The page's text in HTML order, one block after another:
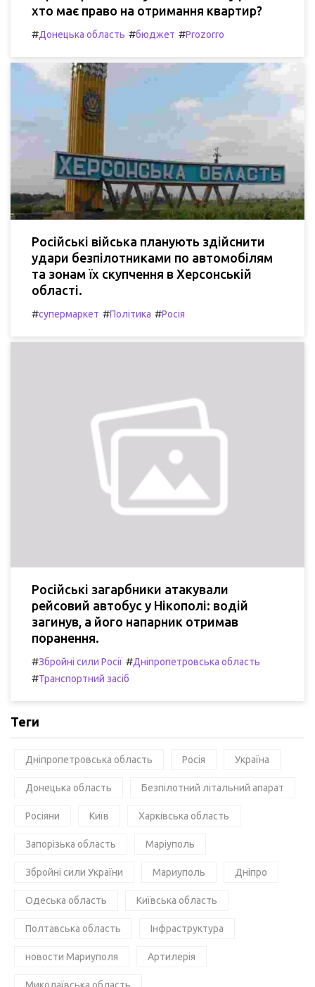
хто має право на отримання квартир?
#Донецька область #бюджет #Prozorro
Російські війська планують здійснити
удари безпілотниками по автомобілям
та зонам їх скупчення в Херсонській
області.
#супермаркет #Політика #Росія
Російські загарбники атакували
рейсовий автобус у Нікополі: водій
загинув, а його напарник отримав
поранення.
#Збройні сили Росії #Дніпропетровська область
#Транспортний засіб
Теги
Дніпропетровська область Росія Україна
Донецька область Безпілотний літальний апарат
Росіяни Київ Харківська область
Запорізька область Маріуполь
Збройні сили України Мариуполь Дніпро
Одеська область Київська область
Полтавська область Інфраструктура
новости Мариуполя Артилерія